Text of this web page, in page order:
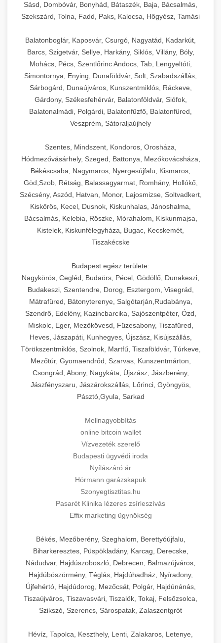
Sásd, Dombóvár, Bonyhád, Bátaszék, Baja, Bácsalmás,
Szekszárd, Tolna, Fadd, Paks, Kalocsa, Hőgyész, Tamási
Balatonboglár, Kaposvár, Csurgó, Nagyatád, Kadarkút,
Barcs, Szigetvár, Sellye, Harkány, Siklós, Villány, Bóly,
Mohács, Pécs, Szentlőrinc Andocs, Tab, Lengyeltóti,
Simontornya, Enying, Dunaföldvár, Solt, Szabadszállás,
Sárbogárd, Dunaújváros, Kunszentmiklós, Ráckeve,
Gárdony, Székesfehérvár, Balatonföldvár, Siófok,
Balatonalmádi, Polgárdi, Balatonfűzfő, Balatonfüred,
Veszprém, Sátoraljaújhely
Szentes, Mindszent, Kondoros, Orosháza,
Hódmezővásárhely, Szeged, Battonya, Mezőkovácsháza,
Békéscsaba, Nagymaros, Nyergesújfalu, Kismaros,
Göd,Szob, Rétság, Balassagyarmat, Romhány, Hollókő,
Szécsény, Aszód, Hatvan, Monor, Lajosmizse, Soltvadkert,
Kiskőrös, Kecel, Dusnok, Kiskunhalas, Jánoshalma,
Bácsalmás, Kelebia, Röszke, Mórahalom, Kiskunmajsa,
Kistelek, Kiskunfélegyháza, Bugac, Kecskemét,
Tiszakécske
Budapest egész területe:
Nagykörös, Cegléd, Budaörs, Pécel, Gödöllő, Dunakeszi,
Budakeszi, Szentendre, Dorog, Esztergom, Visegrád,
Mátrafüred, Bátonyterenye, Salgótarján,Rudabánya,
Szendrő, Edelény, Kazincbarcika, Sajószentpéter, Ózd,
Miskolc, Eger, Mezőkövesd, Füzesabony, Tiszafüred,
Heves, Jászapáti, Kunhegyes, Újszász, Kisújszállás,
Törökszentmiklós, Szolnok, Martfű, Tiszaföldvár, Túrkeve,
Mezőtúr, Gyomaendrőd, Szarvas, Kunszentmárton,
Csongrád, Abony, Nagykáta, Újszász, Jászberény,
Jászfényszaru, Jászárokszállás, Lőrinci, Gyöngyös,
Pásztó,Gyula, Sarkad
Mellnagyobbítás
online bitcoin wallet
Vízvezeték szerelő
Budapesti ügyvédi iroda
Nyílászáró ár
Hörmann garázskapuk
Szonyegtisztitas.hu
Pasarét Klinika lézeres zsírleszívás
Effix marketing ügynökség
Békés, Mezőberény, Szeghalom, Berettyóújfalu,
Biharkeresztes, Püspökladány, Karcag, Derecske,
Nádudvar, Hajdúszoboszló, Debrecen, Balmazújváros,
Hajdúböszörmény, Téglás, Hajdúhadház, Nyíradony,
Újfehértó, Hajdúdorog, Mezőcsát, Polgár, Hajdúnánás,
Tiszaújváros, Tiszavasvári, Tiszalök, Tokaj, Felsőzsolca,
Szikszó, Szerencs, Sárospatak, Zalaszentgrót
Hévíz, Tapolca, Keszthely, Lenti, Zalakaros, Letenye,